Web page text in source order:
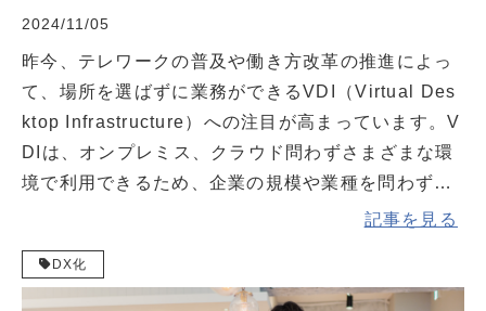
2024/11/05
昨今、テレワークの普及や働き方改革の推進によっ
て、場所を選ばずに業務ができるVDI（Virtual Des
ktop Infrastructure）への注目が高まっています。V
DIは、オンプレミス、クラウド問わずさまざまな環
境で利用できるため、企業の規模や業種を問わず幅
記事を見る
DX化